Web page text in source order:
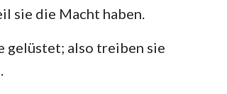
Römer
2. Korinther
sie die Macht haben.
gelüstet; also treiben sie